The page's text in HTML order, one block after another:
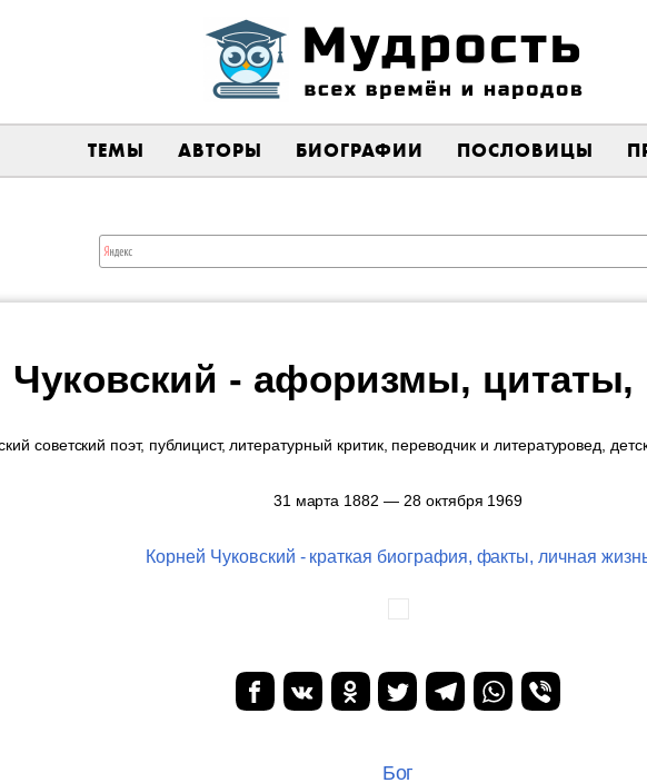
ТЕМЫ АВТОРЫ БИОГРАФИИ ПОСЛОВИЦЫ
Чуковский - афоризмы,
советский поэт, публицист, литературный критик, переводчик и литературовед,
31 марта 1882 — 28 октября 1969
Корней Чуковский - краткая биография, факты, личная
Бог